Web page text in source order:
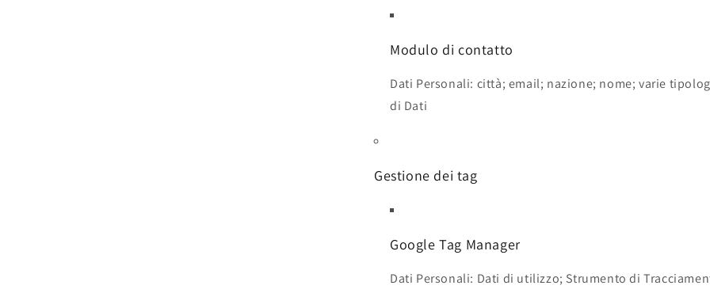
Modulo di contatto
Dati Personali: città; email; nazione; nome; varie
di Dati
Gestione dei tag
Google Tag Manager
Dati Personali: Dati di utilizzo; Strumento di